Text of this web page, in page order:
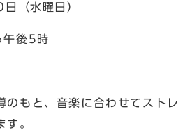
水曜日）
後5時
もと、音楽に合わせてストレ
す。